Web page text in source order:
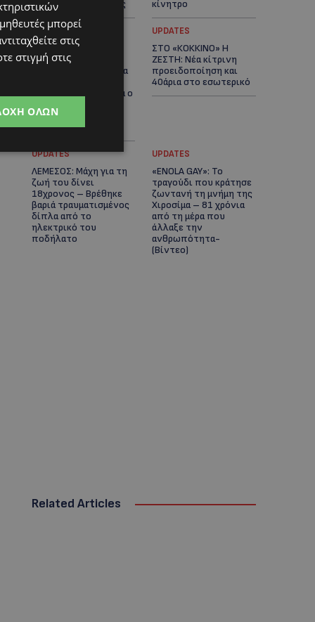
αστυνομικές έρευνες κίνητρο
UPDATES
ΛΑΤΣΙΑ-ΓΕΡΙ: Στο
επίκεντρο η
δημιουργία δομών για
ανήλικους – Αντιδρά ο
προϋποθέσεις το
Κίνημα Οικολόγων
UPDATES
ΣΤΟ «ΚΟΚΚΙΝΟ» Η
ΖΕΣΤΗ: Νέα κίτρινη
προειδοποίηση και
40άρια στο εσωτερικό
UPDATES
ΛΕΜΕΣΟΣ: Μάχη για τη
ζωή του δίνει
18χρονος – Βρέθηκε
βαριά τραυματισμένος
δίπλα από το
ηλεκτρικό του
ποδήλατο
UPDATES
«ENOLA GAY»: Το
τραγούδι που κράτησε
ζωντανή τη μνήμη της
Χιροσίμα – 81 χρόνια
από τη μέρα που
άλλαξε την
ανθρωπότητα-
(Bίντεο)
Related Articles
μπορεί
στις
στιγμή στις
ΌΛΩΝ